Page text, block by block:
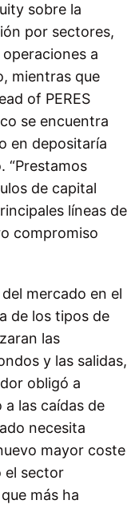
sobre la
por sectores,
a
mientras que
of PERES
se encuentra
en depositaría
“Prestamos
de capital
líneas de
compromiso
mercado en el
de los tipos de
las
y las salidas,
obligó a
las caídas de
necesita
mayor coste
el sector
más ha